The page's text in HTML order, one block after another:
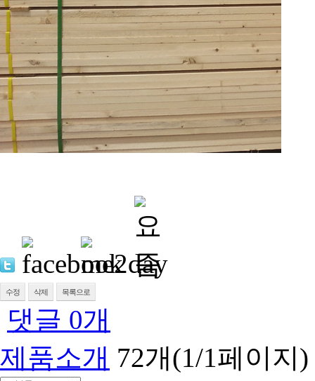
수정 삭제 목록으로
댓글 0개
제품소개 72개(1/1페이지)